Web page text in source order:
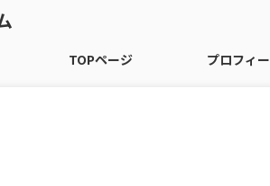
TOPページ プロフィ